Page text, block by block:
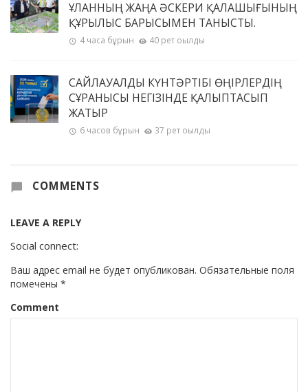
ҰЛАННЫҢ ЖАҢА ӘСКЕРИ ҚАЛАШЫҒЫНЫҢ
ҚҰРЫЛЫС БАРЫСЫМЕН ТАНЫСТЫ.
4 часа бұрын 40 рет оқылды
САЙЛАУАЛДЫ КҮНТӘРТІБІ ӨҢІРЛЕРДІҢ
СҰРАНЫСЫ НЕГІЗІНДЕ ҚАЛЫПТАСЫП
ЖАТЫР
6 часов бұрын 37 рет оқылды
COMMENTS
LEAVE A REPLY
Social connect:
Ваш адрес email не будет опубликован. Обязательные поля
помечены *
Comment